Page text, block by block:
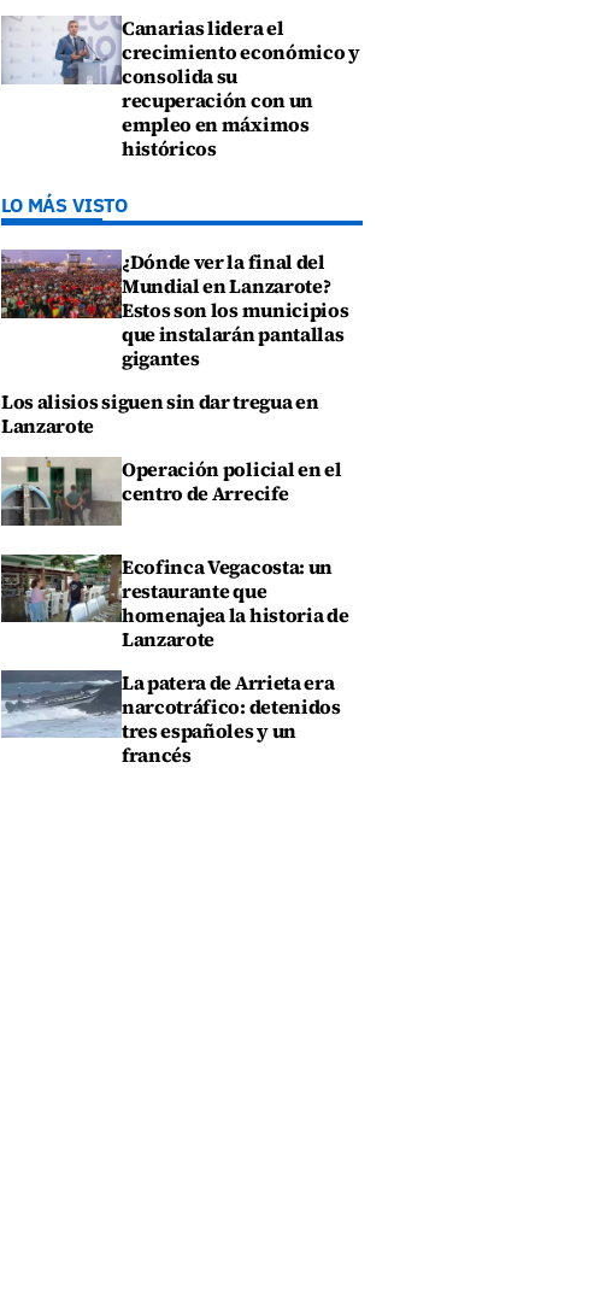
Canarias lidera el
crecimiento económico y
consolida su
recuperación con un
empleo en máximos
históricos
LO MÁS VISTO
¿Dónde ver la final del
Mundial en Lanzarote?
Estos son los municipios
que instalarán pantallas
gigantes
Los alisios siguen sin dar tregua en
Lanzarote
Operación policial en el
centro de Arrecife
Ecofinca Vegacosta: un
restaurante que
homenajea la historia de
Lanzarote
La patera de Arrieta era
narcotráfico: detenidos
tres españoles y un
francés